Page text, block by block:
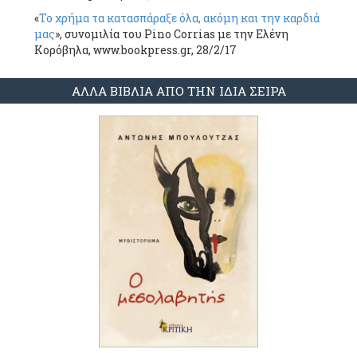
«Το χρήμα τα κατασπάραξε όλα, ακόμη και την καρδιά
μας», συνομιλία του Pino Corrias με την Ελένη
Κορόβηλα, www.bookpress.gr, 28/2/17
ΑΛΛΑ ΒΙΒΛΙΑ ΑΠΟ ΤΗΝ ΙΔΙΑ ΣΕΙΡΑ